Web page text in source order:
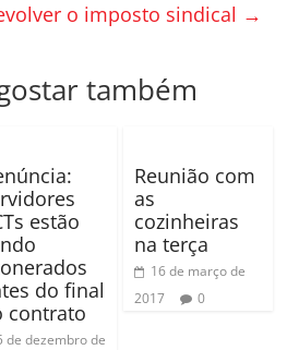
o imposto sindical →
também
estão
do final
contrato
de dezembro de
Reunião com
as
cozinheiras
na terça
16 de março de
2017
0